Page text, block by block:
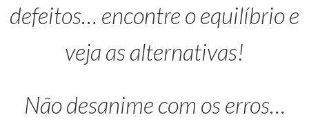
defeitos… encontre o equilíbrio e
veja as alternativas!
Não desanime com os erros…